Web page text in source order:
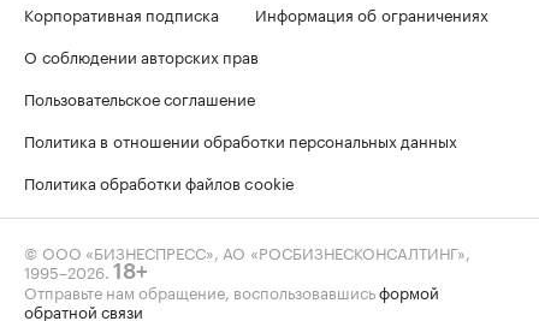
Корпоративная подписка
Информация об ограничениях
О соблюдении авторских прав
Пользовательское соглашение
Политика в отношении обработки персональных данных
Политика обработки файлов cookie
© ООО «БИЗНЕСПРЕСС», АО «РОСБИЗНЕСКОНСАЛТИНГ»,
1995–2026. 18+
Отправьте нам обращение, воспользовавшисьформой
обратной связи